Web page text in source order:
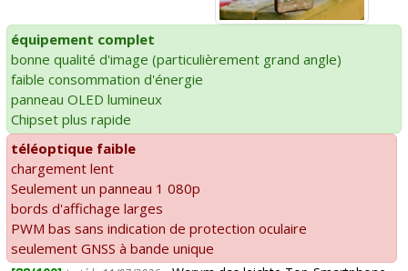
équipement complet
bonne qualité d'image (particulièrement grand angle)
faible consommation d'énergie
panneau OLED lumineux
Chipset plus rapide
téléoptique faible
chargement lent
Seulement un panneau 1 080p
bords d'affichage larges
PWM bas sans indication de protection oculaire
seulement GNSS à bande unique